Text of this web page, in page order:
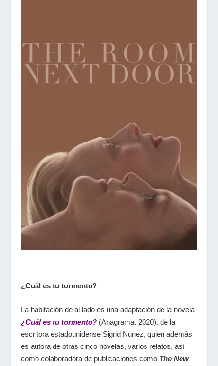
¿Cuál es tu tormento?
La habitación de al lado es una adaptación de la novela
¿Cuál es tu tormento?(Anagrama, 2020), de la
escritora estadounidense Sigrid Nunez, quien además
es autora de otras cinco novelas, varios relatos, así
como colaboradora de publicaciones como The New